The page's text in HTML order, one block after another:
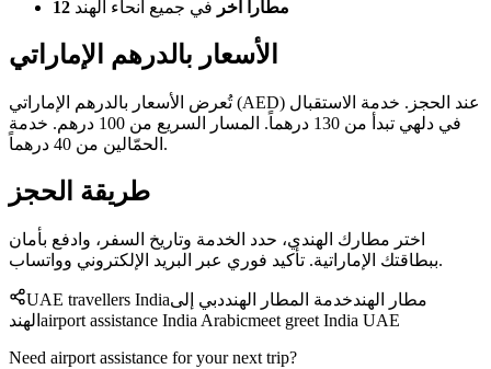
12 مطاراً آخر في جميع أنحاء الهند
الأسعار بالدرهم الإماراتي
تُعرض الأسعار بالدرهم الإماراتي (AED) عند الحجز. خدمة الاستقبال
في دلهي تبدأ من 130 درهماً. المسار السريع من 100 درهم. خدمة
الحمّالين من 40 درهماً.
طريقة الحجز
اختر مطارك الهندي، حدد الخدمة وتاريخ السفر، وادفع بأمان
ببطاقتك الإماراتية. تأكيد فوري عبر البريد الإلكتروني وواتساب.
UAE travellers India مطار الهندخدمة المطار الهنددبي إلى
الهند airport assistance India Arabicmeet greet India UAE
Need airport assistance for your next trip?